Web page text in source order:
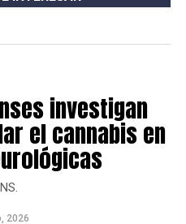
investigan
el cannabis en
2026